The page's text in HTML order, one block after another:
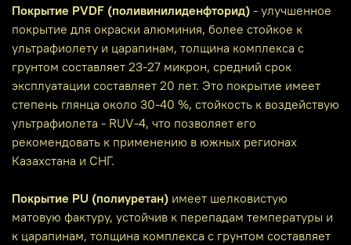
Покрытие PVDF (поливинилиденфторид) - улучшенное
покрытие для окраски алюминия, более стойкое к
ультрафиолету и царапинам, толщина комплекса с
грунтом составляет 23-27 микрон, средний срок
эксплуатации составляет 20 лет. Это покрытие имеет
степень глянца около 30-40 %, стойкость к воздействую
ультрафиолета - RUV-4, что позволяет его
рекомендовать к применению в южных регионах
Казахстана и СНГ.
Покрытие PU (полиуретан) имеет шелковистую
матовую фактуру, устойчив к перепадам температуры и
к царапинам, толщина комплекса с грунтом составляет